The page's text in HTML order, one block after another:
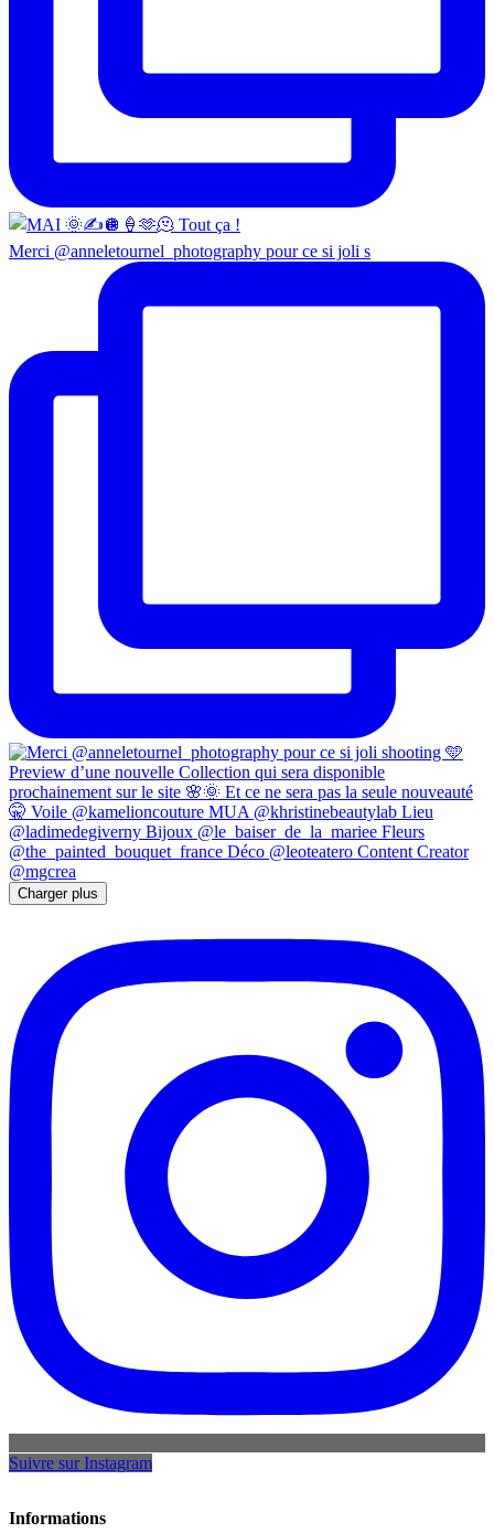
Merci @anneletournel_photography pour ce si joli s
Charger plus
Suivre sur Instagram
Informations